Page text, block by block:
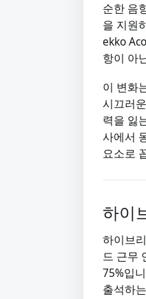
순한 음
을 지원
ekko
항이 아
이 변화
시끄러
력을 잃
사에서
요소로
하이
하이브
드 근무
75%입
출석하